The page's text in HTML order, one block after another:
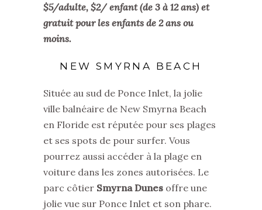
$5/adulte, $2/ enfant (de 3 à 12 ans) et
gratuit pour les enfants de 2 ans ou
moins.
NEW SMYRNA BEACH
Située au sud de Ponce Inlet, la jolie
ville balnéaire de New Smyrna Beach
en Floride est réputée pour ses plages
et ses spots de pour surfer. Vous
pourrez aussi accéder à la plage en
voiture dans les zones autorisées. Le
parc côtier Smyrna Dunes offre une
jolie vue sur Ponce Inlet et son phare.